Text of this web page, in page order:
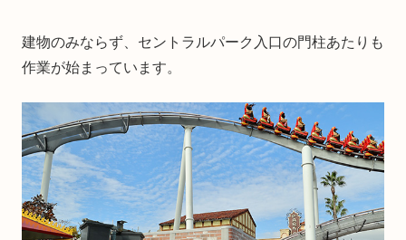
建物のみならず、セントラルパーク入口の門柱あたりも
作業が始まっています。